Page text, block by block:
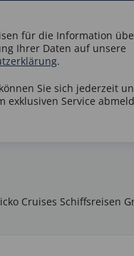
für die Information
Ihrer Daten auf unsere
.
Sie sich jederzeit
exklusiven Service
Cruises Schiffsreisen